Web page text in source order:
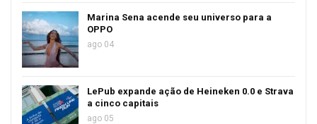
Marina Sena acende seu universo para a
OPPO
ago 04
LePub expande ação de Heineken 0.0 e Strava
a cinco capitais
ago 05